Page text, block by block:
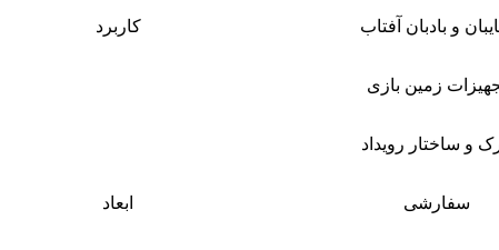
کاربرد و بادبان آفتاب
زمین بازی
و ساختار رویداد
ابعاد سفارشی